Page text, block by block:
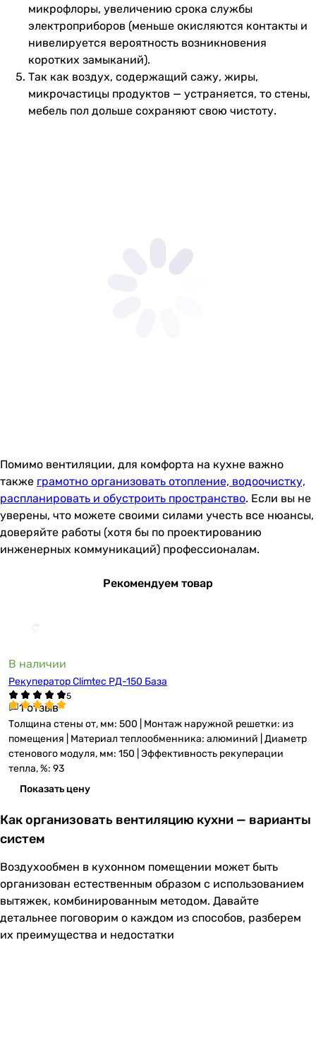
микрофлоры, увеличению срока службы
электроприборов (меньше окисляются контакты и
нивелируется вероятность возникновения
коротких замыканий).
Так как воздух, содержащий сажу, жиры,
микрочастицы продуктов — устраняется, то стены,
мебель пол дольше сохраняют свою чистоту.
Помимо вентиляции, для комфорта на кухне важно
также грамотно организовать отопление, водоочистку,
распланировать и обустроить пространство. Если вы не
уверены, что можете своими силами учесть все нюансы,
доверяйте работы (хотя бы по проектированию
инженерных коммуникаций) профессионалам.
Рекомендуем товар
В наличии
Рекуператор Climtec РД-150 База
1 отзыв
Толщина стены от, мм: 500 | Монтаж наружной решетки: из
помещения | Материал теплообменника: алюминий | Диаметр
стенового модуля, мм: 150 | Эффективность рекуперации
тепла, %: 93
Показать цену
Как организовать вентиляцию кухни — варианты
систем
Воздухообмен в кухонном помещении может быть
организован естественным образом с использованием
вытяжек, комбинированным методом. Давайте
детальнее поговорим о каждом из способов, разберем
их преимущества и недостатки